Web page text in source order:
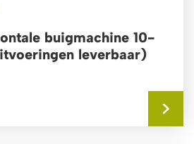
buigmachine 10-
leverbaar)